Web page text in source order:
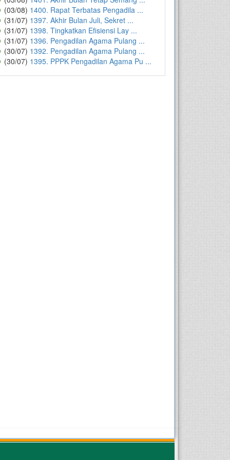
(03/08) 1400. Rapat Terbatas Pengadila ...
(31/07) 1397. Akhir Bulan Juli, Sekret ...
(31/07) 1398. Tingkatkan Efisiensi Lay ...
(31/07) 1396. Pengadilan Agama Pulang ...
(30/07) 1392. Pengadilan Agama Pulang ...
(30/07) 1395. PPPK Pengadilan Agama Pu ...